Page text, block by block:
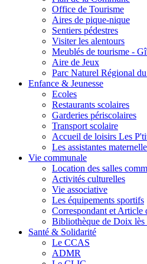
Office de Tourisme
Aires de pique-nique
Sentiers pédestres
Visiter les alentours
Meublés de tourisme -
Aire de Jeux
Parc Naturel Régional
Enfance & Jeunesse
Ecoles
Restaurants scolaires
Garderies périscolaires
Transport scolaire
Accueil de loisirs Les
Les assistantes
Vie communale
Location des salles
Activités culturelles
Vie associative
Les équipements sportifs
Correspondant et Article
Bibliothèque de Doix lès
Santé & Solidarité
Le CCAS
ADMR